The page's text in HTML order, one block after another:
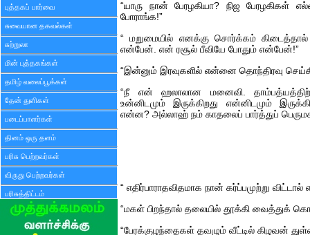
புத்தகப் பார்வை
சுவையான தகவல்கள்
சுற்றுலா
மின் புத்தகங்கள்
தமிழ் வலைப்பூக்கள்
தேன் துளிகள்
படைப்பாளர்கள்
தினம் ஒரு தளம்
பரிசு பெற்றவர்கள்
விருது பெற்றவர்கள்
பரிசுத்திட்டம்
“யாரு நான் பேரழகியா? நிஜ பேரழகிகள்
போராங்க!”
“ மறுமையில் எனக்கு சொர்க்கம்
என்பேன். என் ரசூல் பீவியே போதும் என்பேன்!”
“இன்னும் இரவுகளில் என்னை தொந்திரவு
“நீ என் ஹலாலான மனைவி.
உன்னிடமும் இருக்கிறது என்னிடமும்
என்ன? அல்லாஹ் நம் காதலைப் பார்த்துப்
“ எதிர்பாராதவிதமாக நான் கர்ப்பமுற்று
“மகள் பிறந்தால் தலையில் தூக்கி வைத்துக்
“பேரக்குழந்தைகள் தவழும் வீட்டில் கிழவன்